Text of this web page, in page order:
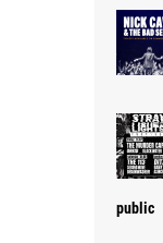
public